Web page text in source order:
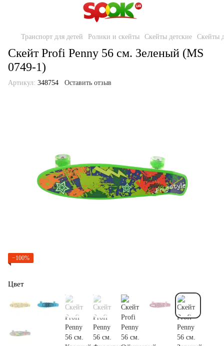
Транспорт для детей Ролики и скейты Скейты детские Скейты
Скейт Profi Penny 56 см. Зеленый (MS
0749-1)
Артикул: 348754 Оставить отзыв
−100%
Цвет